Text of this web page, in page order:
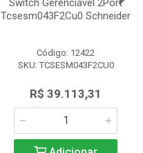
Tcsesm043F2Cu0 Schneider
Código: 12422
SKU: TCSESM043F2CU0
R$ 39.113,31